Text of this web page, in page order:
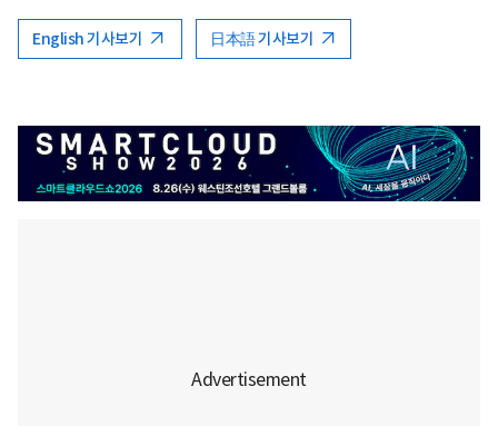
English 기사보기 日本語 기사보기